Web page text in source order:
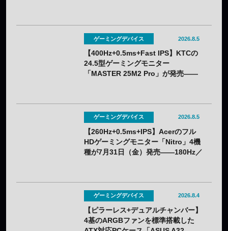
ゲーミングデバイス 2026.8.5
【400Hz+0.5ms+Fast IPS】KTCの
24.5型ゲーミングモニター
「MASTER 25M2 Pro」が発売——
ゲーミングデバイス 2026.8.5
【260Hz+0.5ms+IPS】Acerのフル
HDゲーミングモニター「Nitro」4機
種が7月31日（金）発売——180Hz／
ゲーミングデバイス 2026.8.4
【ピラーレス+デュアルチャンバー】
4基のARGBファンを標準搭載した